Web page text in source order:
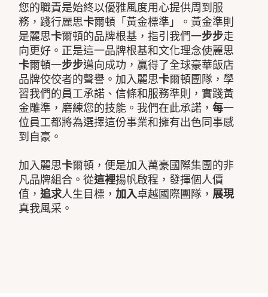
您的職責是始終以優雅風度用心提供周到服
務，踐行麗思卡爾頓「黃金標準」。黃金準則
是麗思卡爾頓的品牌根基，指引我們一步步走
向更好。正是這一品牌根基和文化理念使麗思
卡爾頓一步步邁向成功，贏得了全球豪華飯店
品牌佼佼者的聲譽。加入麗思卡爾頓團隊，學
習我們的員工承諾、信條和服務準則，實踐黃
金雕準，磨練您的技能。我們在此承諾，每一
位員工都將為選擇這份事業和擁有出色同事感
到自豪。
加入麗思卡爾頓，便是加入萬豪國際集團的非
凡品牌組合。從這裡揚帆啟程，發揮個人價
值，追求人生目標，加入卓越國際團隊， 展現
真我風采。